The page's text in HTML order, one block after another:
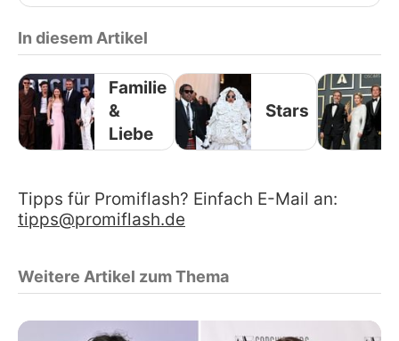
In diesem Artikel
Familie
&
Liebe
Stars
Tipps für Promiflash? Einfach E-Mail an:
tipps@promiflash.de
Weitere Artikel zum Thema